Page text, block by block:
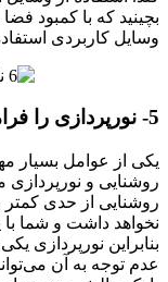
بچینید که با کمبود
وسایل کاربردی
5- نورپردازی را فراموش نکنید
یکی از عوامل بسیار
روشنایی و
روشنایی از حدی کمتر
نخواهد داشت و شما با
بنابراین نورپردازی یکی
عدم توجه به آن